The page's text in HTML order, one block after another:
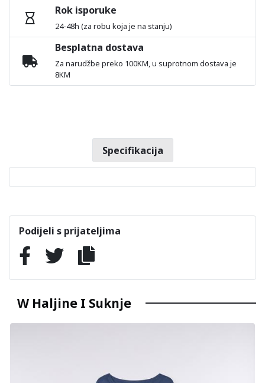
Rok isporuke
24-48h (za robu koja je na stanju)
Besplatna dostava
Za narudžbe preko 100KM, u suprotnom dostava je
8KM
Specifikacija
Podijeli s prijateljima
W Haljine I Suknje